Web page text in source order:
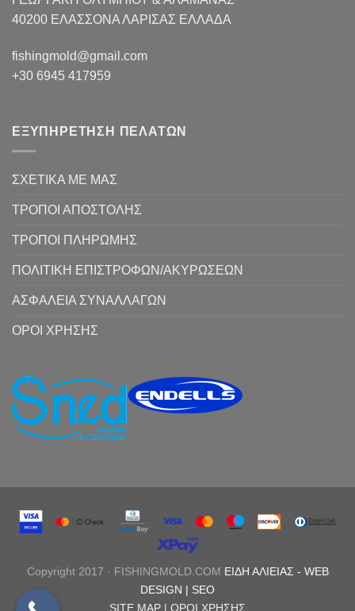
40200 ΕΛΑΣΣΟΝΑ ΛΑΡΙΣΑΣ EΛΛΑΔΑ
fishingmold@gmail.com
+30 6945 417959
ΕΞΥΠΗΡΕΤΗΣΗ ΠΕΛΑΤΩΝ
ΣΧΕΤΙΚΑ ΜΕ ΜΑΣ
ΤΡΟΠΟΙ ΑΠΟΣΤΟΛΗΣ
ΤΡΟΠΟΙ ΠΛΗΡΩΜΗΣ
ΠΟΛΙΤΙΚΗ ΕΠΙΣΤΡΟΦΩΝ/ΑΚΥΡΩΣΕΩΝ
ΑΣΦΑΛΕΙΑ ΣΥΝΑΛΛΑΓΩΝ
ΟΡΟΙ ΧΡΗΣΗΣ
Copyright 2017 · FISHINGMOLD.COM ΕΙΔΗ ΑΛΙΕΙΑΣ - WEB
DESIGN | SEO
SITE MAP | ΟΡΟΙ ΧΡΗΣΗΣ